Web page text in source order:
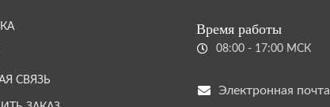
СВЯЗЬ
Время работы
08:00 - 17:00 МСК
Электронная почта